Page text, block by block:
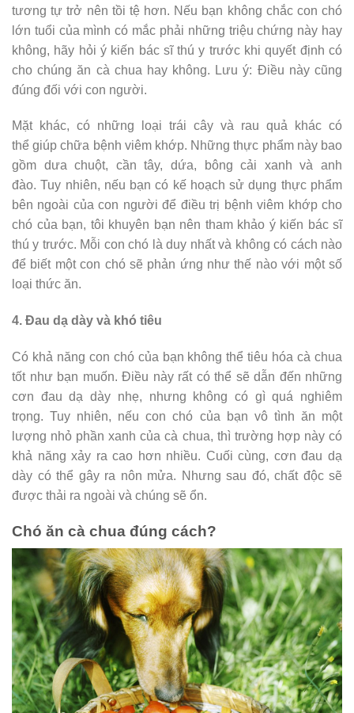
tương tự trở nên tồi tệ hơn. Nếu bạn không chắc con chó
lớn tuổi của mình có mắc phải những triệu chứng này hay
không, hãy hỏi ý kiến ​​bác sĩ thú y trước khi quyết định có
cho chúng ăn cà chua hay không. Lưu ý: Điều này cũng
đúng đối với con người.
Mặt khác, có những loại trái cây và rau quả khác có
thể giúp chữa bệnh viêm khớp. Những thực phẩm này bao
gồm dưa chuột, cần tây, dứa, bông cải xanh và anh
đào. Tuy nhiên, nếu bạn có kế hoạch sử dụng thực phẩm
bên ngoài của con người để điều trị bệnh viêm khớp cho
chó của bạn, tôi khuyên bạn nên tham khảo ý kiến ​​bác sĩ
thú y trước. Mỗi con chó là duy nhất và không có cách nào
để biết một con chó sẽ phản ứng như thế nào với một số
loại thức ăn.
4. Đau dạ dày và khó tiêu
Có khả năng con chó của bạn không thể tiêu hóa cà chua
tốt như bạn muốn. Điều này rất có thể sẽ dẫn đến những
cơn đau dạ dày nhẹ, nhưng không có gì quá nghiêm
trọng. Tuy nhiên, nếu con chó của bạn vô tình ăn một
lượng nhỏ phần xanh của cà chua, thì trường hợp này có
khả năng xảy ra cao hơn nhiều. Cuối cùng, cơn đau dạ
dày có thể gây ra nôn mửa. Nhưng sau đó, chất độc sẽ
được thải ra ngoài và chúng sẽ ổn.
Chó ăn cà chua đúng cách?